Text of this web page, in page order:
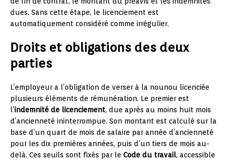
dues. Sans cette étape, le licenciement est
automatiquement considéré comme irrégulier.
Droits et obligations des deux
parties
L’employeur a l’obligation de verser à la nounou licenciée
plusieurs éléments de rémunération. Le premier est
l’indemnité de licenciement, due après au moins huit mois
d’ancienneté ininterrompue. Son montant est calculé sur la
base d’un quart de mois de salaire par année d’ancienneté
pour les dix premières années, puis d’un tiers de mois au-
delà. Ces seuils sont fixés par le Code du travail, accessible